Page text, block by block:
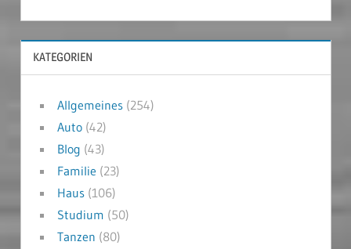
KATEGORIEN
Allgemeines(254)
Auto(42)
Blog (43)
Familie (23)
Haus(106)
Studium (50)
Tanzen (80)